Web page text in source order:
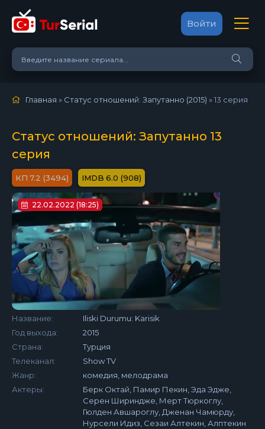
Войти
Главная » Статус отношений: Запутанно (2015) »13 серия
Статус отношений: Запутанно 13
серия
7.2 (3494) 6.0 (908)
22.02.2022 (18:25)
Название:
Iliski Durumu: Karisik
Год выхода:
2015
Страна:
Турция
Телеканал:
Show TV
Жанр:
комедия, мелодрама
Актеры:
Берк Октай, Памир Пекин, Эда Эдже,
Серен Шириндже, Мерт Тюркоглу,
Гюлден Авшароглу, Дженан Чамюрду,
Нурсели Идиз, Сезаи Алтекин, Алптекин